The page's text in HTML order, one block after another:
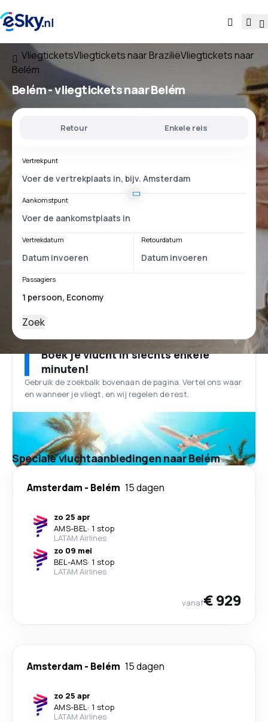
VliegticketsVliegtickets naar BraziliëVliegtickets naar
Belém
Belém - vliegtickets naar Belém
Retour Enkele reis
Vertrekpunt
Aankomstpunt
Vertrekdatum Retourdatum
Passagiers
Zoek
Boek je vlucht in slechts enkele
minuten!
Gebruik de zoekbalk bovenaan de pagina. Vertel ons waar
en wanneer je vliegt, en wij regelen de rest.
Speciale vluchtaanbiedingen naar Belém
Amsterdam - Belém 15 dagen
zo 25 apr
AMS-BEL· 1 stop
LATAM Airlines
zo 09 mei
BEL-AMS· 1 stop
LATAM Airlines
vanaf€ 929
Amsterdam - Belém 15 dagen
zo 25 apr
AMS-BEL· 1 stop
LATAM Airlines